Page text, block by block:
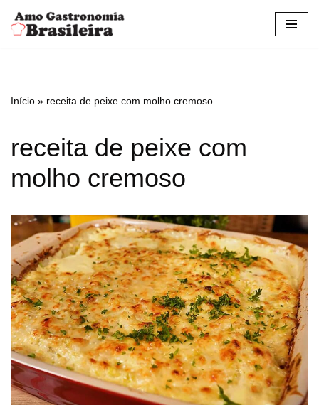
Pular
conteúdo
Início » receita de peixe com molho cremoso
receita de peixe com
molho cremoso